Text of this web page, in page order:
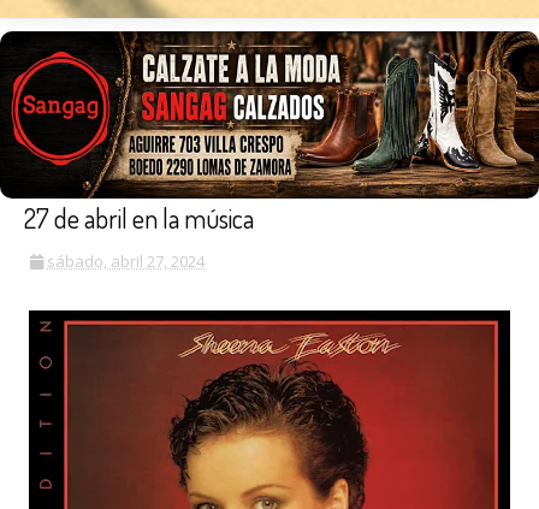
27 de abril en la música
sábado, abril 27, 2024